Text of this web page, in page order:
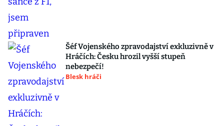
Šéf Vojenského zpravodajství exkluzivně v
Hráčích: Česku hrozil vyšší stupeň
nebezpečí!
Blesk hráči